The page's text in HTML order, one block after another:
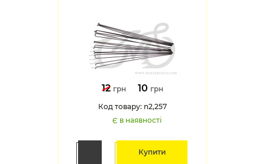
12 грн 10 грн
Код товару: n2,257
Є в наявності
Купити